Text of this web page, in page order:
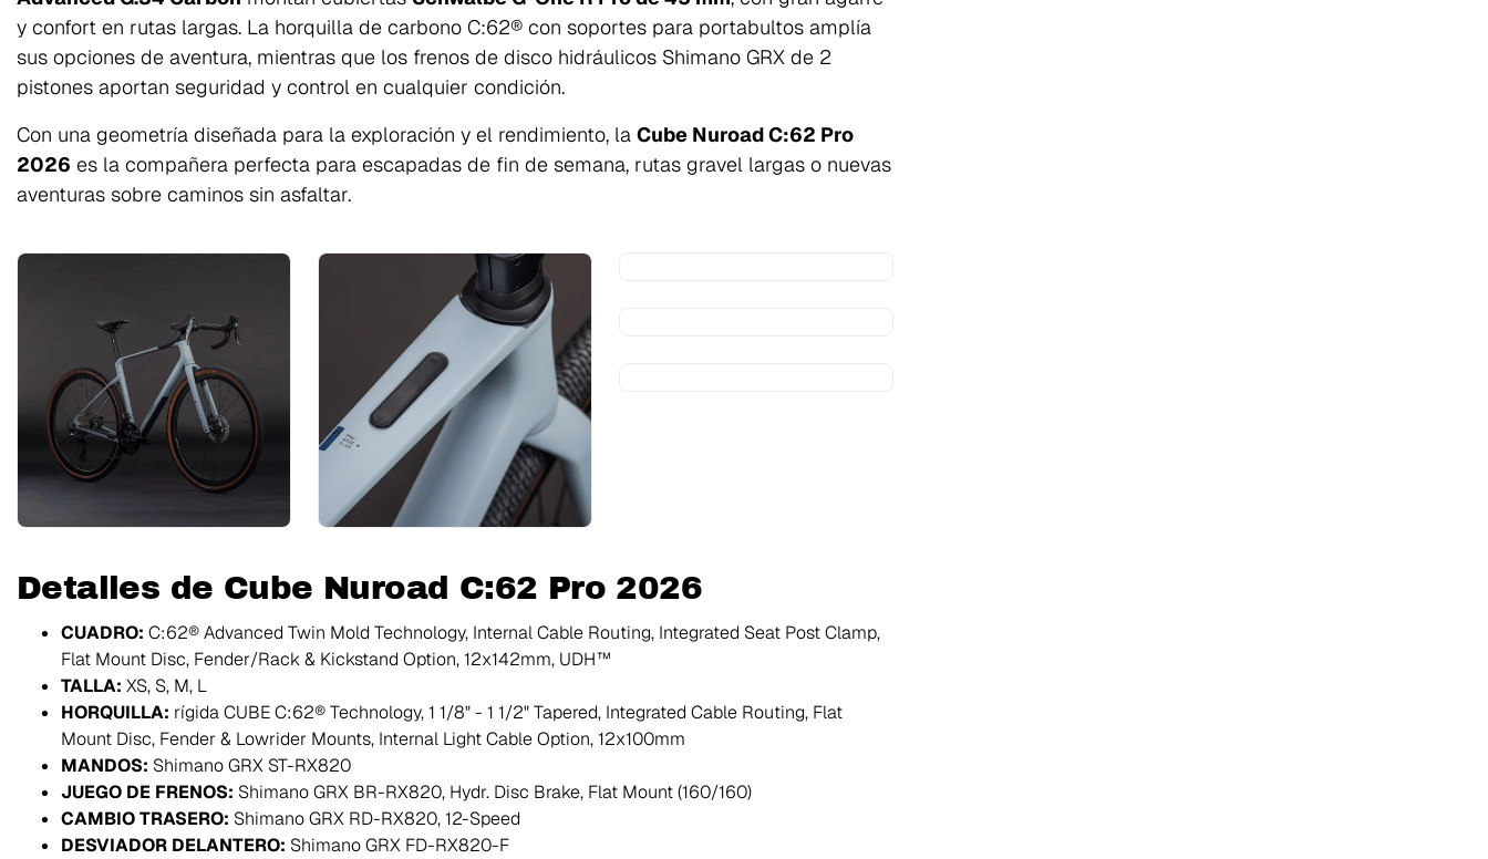
y confort en rutas largas. La horquilla de carbono C:62® con soportes para portabultos amplía
sus opciones de aventura, mientras que los frenos de disco hidráulicos Shimano GRX de 2
pistones aportan seguridad y control en cualquier condición.
Con una geometría diseñada para la exploración y el rendimiento, la Cube Nuroad C:62 Pro
2026 es la compañera perfecta para escapadas de fin de semana, rutas gravel largas o nuevas
aventuras sobre caminos sin asfaltar.
Detalles de Cube Nuroad C:62 Pro 2026
CUADRO: C:62® Advanced Twin Mold Technology, Internal Cable Routing, Integrated Seat Post Clamp,
Flat Mount Disc, Fender/Rack & Kickstand Option, 12x142mm, UDH™
TALLA: XS, S, M, L
HORQUILLA: rígida CUBE C:62® Technology, 1 1/8" - 1 1/2" Tapered, Integrated Cable Routing, Flat
Mount Disc, Fender & Lowrider Mounts, Internal Light Cable Option, 12x100mm
MANDOS: Shimano GRX ST-RX820
JUEGO DE FRENOS: Shimano GRX BR-RX820, Hydr. Disc Brake, Flat Mount (160/160)
CAMBIO TRASERO: Shimano GRX RD-RX820, 12-Speed
DESVIADOR DELANTERO: Shimano GRX FD-RX820-F